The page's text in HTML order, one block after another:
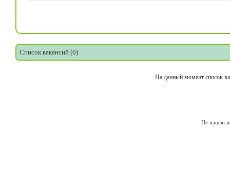
Список вакансий (0)
На данный момент список
Не нашли